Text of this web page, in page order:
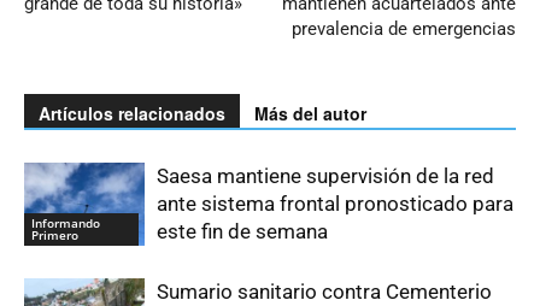
prevalencia de emergencias
Artículos relacionados Más del autor
Informando
Primero
Saesa mantiene supervisión de la red
ante sistema frontal pronosticado para
este fin de semana
Sumario sanitario contra Cementerio